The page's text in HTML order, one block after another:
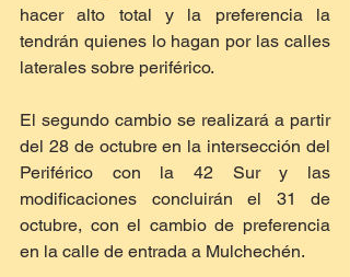
hacer alto total y la preferencia la
tendrán quienes lo hagan por las calles
laterales sobre periférico.
El segundo cambio se realizará a partir
del 28 de octubre en la intersección del
Periférico con la 42 Sur y las
modificaciones concluirán el 31 de
octubre, con el cambio de preferencia
en la calle de entrada a Mulchechén.